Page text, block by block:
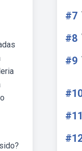
#7
#8
#9
#11